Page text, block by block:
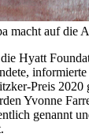
macht auf die
Hyatt
Preis 2020
Yvonne
genannt